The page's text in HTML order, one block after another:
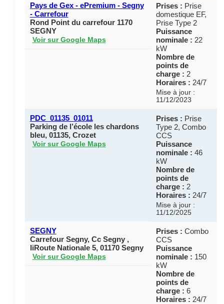
Pays de Gex - ePremium - Segny
- Carrefour
Rond Point du carrefour 1170
SEGNY
Voir sur Google Maps
Prises : Prise
domestique EF,
Prise Type 2
Puissance
nominale : 22
kW
Nombre de
points de
charge : 2
Horaires : 24/7
Mise à jour :
11/12/2023
PDC_01135_01011
Parking de l’école les chardons
bleu, 01135, Crozet
Voir sur Google Maps
Prises : Prise
Type 2, Combo
CCS
Puissance
nominale : 46
kW
Nombre de
points de
charge : 2
Horaires : 24/7
Mise à jour :
11/12/2025
SEGNY
Carrefour Segny, Cc Segny ,
IiRoute Nationale 5, 01170 Segny
Voir sur Google Maps
Prises : Combo
CCS
Puissance
nominale : 150
kW
Nombre de
points de
charge : 6
Horaires : 24/7